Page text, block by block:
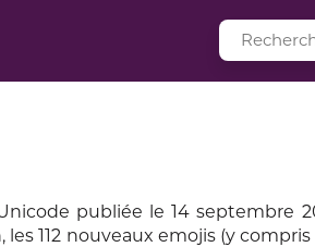
publiée le 14 septembre
112 nouveaux emojis (y